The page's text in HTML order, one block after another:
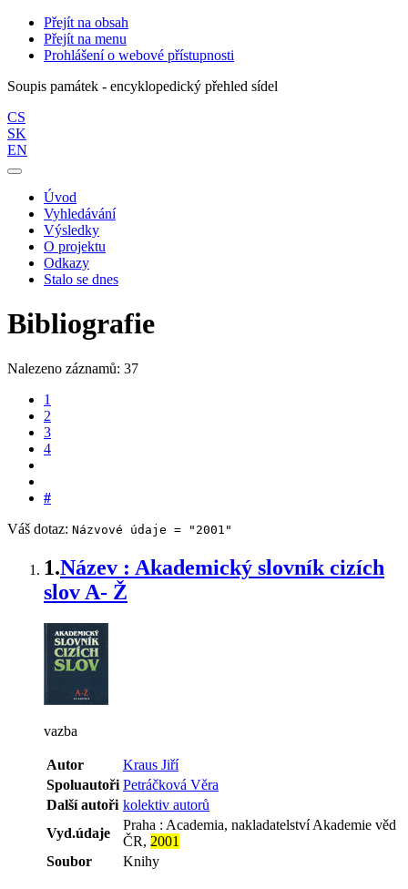
Přejít na obsah
Přejít na menu
Prohlášení o webové přístupnosti
Soupis památek - encyklopedický přehled sídel
CS
SK
EN
Úvod
Vyhledávání
Výsledky
O projektu
Odkazy
Stalo se dnes
Bibliografie
Nalezeno záznamů: 37
1
2
3
4
#
Váš dotaz: Názvové údaje = "2001"
1.Název : Akademický slovník cizích
slov A- Ž
vazba
Autor
Kraus Jiří
Spoluautoři Petráčková Věra
Další autoři kolektiv autorů
Vyd.údaje
Praha : Academia, nakladatelství Akademie věd
ČR, 2001
Soubor
Knihy